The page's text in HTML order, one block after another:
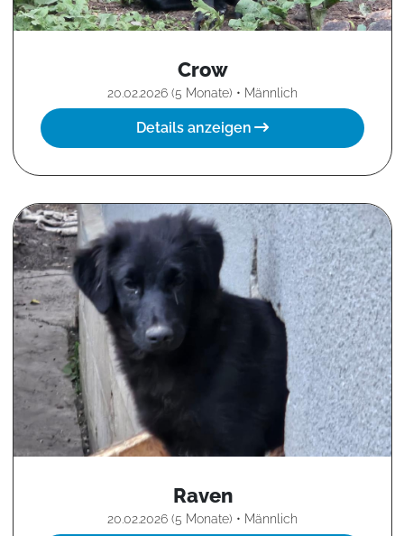
Crow
20.02.2026 (5 Monate) • Männlich
Details anzeigen
Raven
20.02.2026 (5 Monate) • Männlich